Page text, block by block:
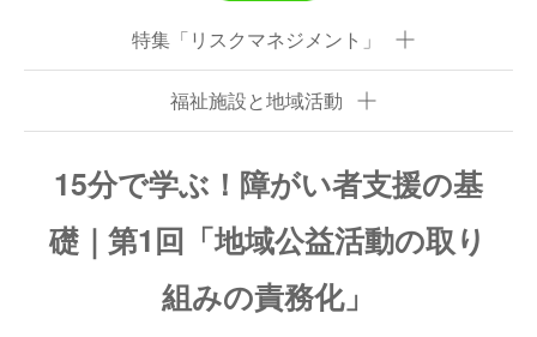
特集「リスクマネジメント」
福祉施設と地域活動
15分で学ぶ！障がい者支援の基
礎｜第1回「地域公益活動の取り
組みの責務化」